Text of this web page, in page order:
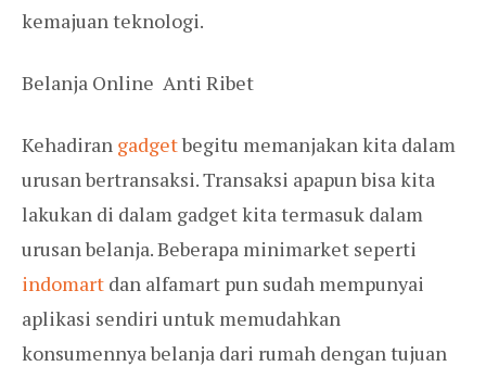
kemajuan teknologi.
Belanja Online Anti Ribet
Kehadiran gadgetbegitu memanjakan kita dalam
urusan bertransaksi. Transaksi apapun bisa kita
lakukan di dalam gadget kita termasuk dalam
urusan belanja. Beberapa minimarket seperti
indomart dan alfamart pun sudah mempunyai
aplikasi sendiri untuk memudahkan
konsumennya belanja dari rumah dengan tujuan